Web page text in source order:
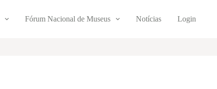
Fórum Nacional de Museus Notícias Login